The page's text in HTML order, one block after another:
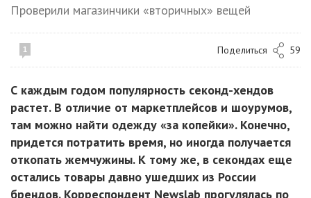
Проверили магазинчики «вторичных» вещей
1 Поделиться 59
С каждым годом популярность секонд-хендов
растет. В отличие от маркетплейсов и шоурумов,
там можно найти одежду «за копейки». Конечно,
придется потратить время, но иногда получается
откопать жемчужины. К тому же, в секондах еще
остались товары давно ушедших из России
брендов. Корреспондент Newslab прогулялась по